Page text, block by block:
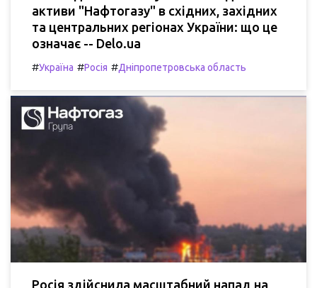
активи "Нафтогазу" в східних, західних
та центральних регіонах України: що це
означає -- Delo.ua
#Україна #Росія #Дніпропетровська область
Росія здійснила масштабний напад на